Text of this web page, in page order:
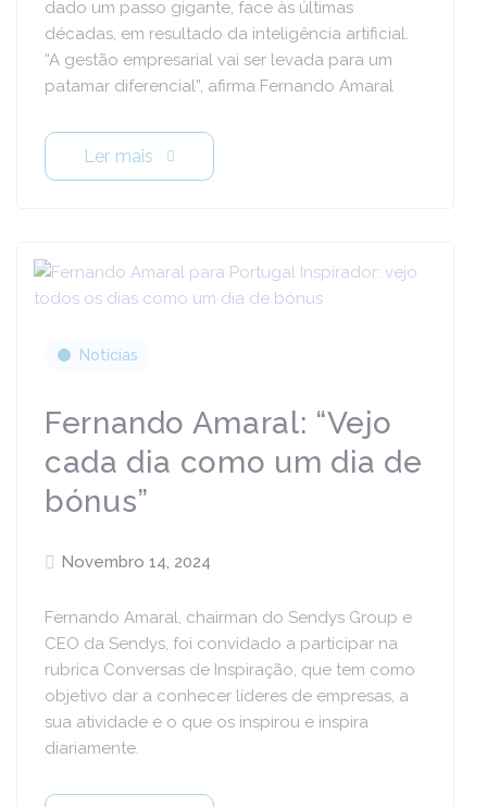
dado um passo gigante, face às últimas
décadas, em resultado da inteligência artificial.
“A gestão empresarial vai ser levada para um
patamar diferencial”, afirma Fernando Amaral
Ler mais
Notícias
Fernando Amaral: “Vejo
cada dia como um dia de
bónus”
Novembro 14, 2024
Fernando Amaral, chairman do Sendys Group e
CEO da Sendys, foi convidado a participar na
rubrica Conversas de Inspiração, que tem como
objetivo dar a conhecer líderes de empresas, a
sua atividade e o que os inspirou e inspira
diariamente.